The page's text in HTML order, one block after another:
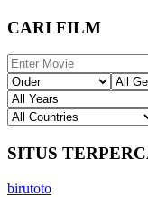
CARI FILM
SITUS
birutoto